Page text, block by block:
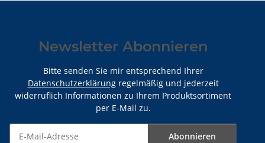
Newsletter Abonnieren
Bitte senden Sie mir entsprechend Ihrer
Datenschutzerklärungregelmäßig und jederzeit
widerruflich Informationen zu Ihrem Produktsortiment
per E-Mail zu.
Abonnieren